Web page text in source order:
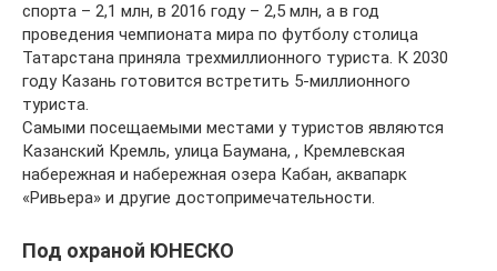
спорта – 2,1 млн, в 2016 году – 2,5 млн, а в год
проведения чемпионата мира по футболу столица
Татарстана приняла трехмиллионного туриста. К 2030
году Казань готовится встретить 5-миллионного
туриста.
Самыми посещаемыми местами у туристов являются
Казанский Кремль, улица Баумана, , Кремлевская
набережная и набережная озера Кабан, аквапарк
«Ривьера» и другие достопримечательности.
Под охраной ЮНЕСКО